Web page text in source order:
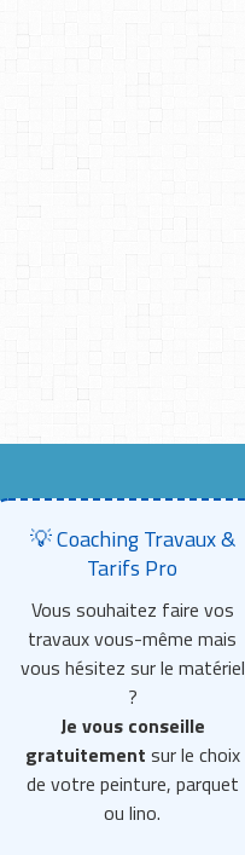
💡 Coaching Travaux &
Tarifs Pro
Vous souhaitez faire vos
travaux vous-même mais
vous hésitez sur le matériel
?
Je vous conseille
gratuitement sur le choix
de votre peinture, parquet
ou lino.